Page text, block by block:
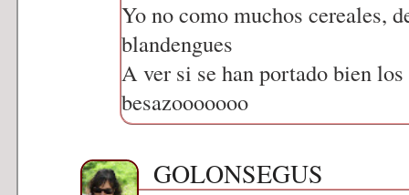
Yo no como muchos cereales,
blandengues
A ver si se han portado bien
besazooooooo
GOLONSEGUS